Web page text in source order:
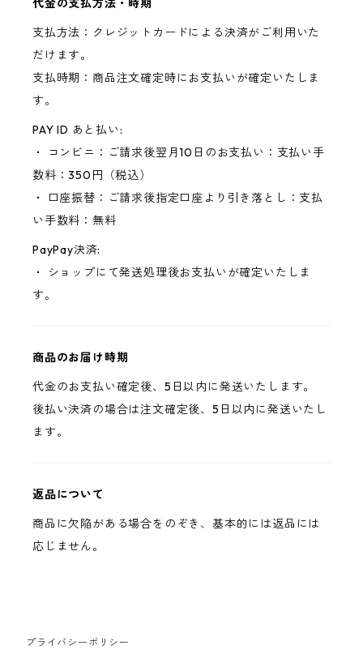
代金の支払方法・時期
支払方法：クレジットカードによる決済がご利用いた
だけます。
支払時期：商品注文確定時にお支払いが確定いたしま
す。
PAY ID あと払い:
・ コンビニ：ご請求後翌月10日のお支払い：支払い手
数料：350円（税込）
・ 口座振替：ご請求後指定口座より引き落とし：支払
い手数料：無料
PayPay決済:
・ ショップにて発送処理後お支払いが確定いたしま
す。
商品のお届け時期
代金のお支払い確定後、5日以内に発送いたします。
後払い決済の場合は注文確定後、5日以内に発送いたし
ます。
返品について
商品に欠陥がある場合をのぞき、基本的には返品には
応じません。
プライバシーポリシー